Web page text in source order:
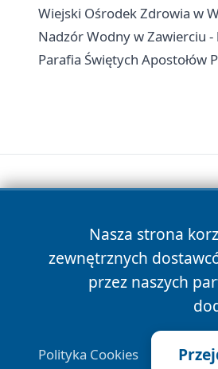
Wiejski Ośrodek Zdrowia w
Nadzór Wodny w Zawierciu
Parafia Świętych Apostołów
Nasza strona
zewnętrznych
przez naszych
Polityka Cookies